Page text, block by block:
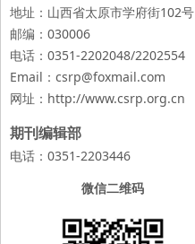
地址：山西省太原市学府街102号
邮编：030006
电话：0351-2202048/2202554
Email：csrp@foxmail.com
网址： http://www.csrp.org.cn
期刊编辑部
电话：0351-2203446
微信二维码